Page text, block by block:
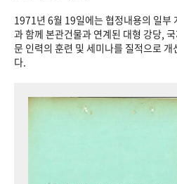
VR 역사관
1971년 6월 19일에는 협정내용의 일부
과 함께 본관건물과 연계된 대형 강당,
문 인력의 훈련 및 세미나를 질적으로
다.